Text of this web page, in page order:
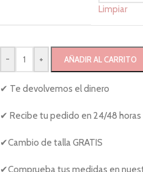
Limpiar
- + AÑADIR AL CARRITO
✔ Te devolvemos el dinero
✔ Recibe tu pedido en 24/48 horas
✔Cambio de talla GRATIS
✔Comprueba tus medidas en